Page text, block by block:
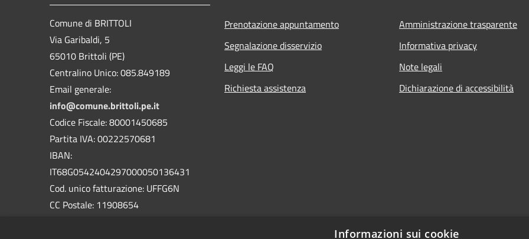
Comune di BRITTOLI
Via Garibaldi, 5
65010 Brittoli (PE)
Centralino Unico: 085.849189
Email generale:
info@comune.brittoli.pe.it
Codice Fiscale: 80001450685
Partita IVA: 00222570681
IBAN:
IT68G0542404297000050136431
Cod. unico fatturazione: UFFG6N
CC Postale: 11908654
Prenotazione appuntamento
Segnalazione disservizio
Leggi le FAQ
Richiesta assistenza
Amministrazione trasparente
Informativa privacy
Note legali
Dichiarazione di accessibilità
Informazioni sui cookie